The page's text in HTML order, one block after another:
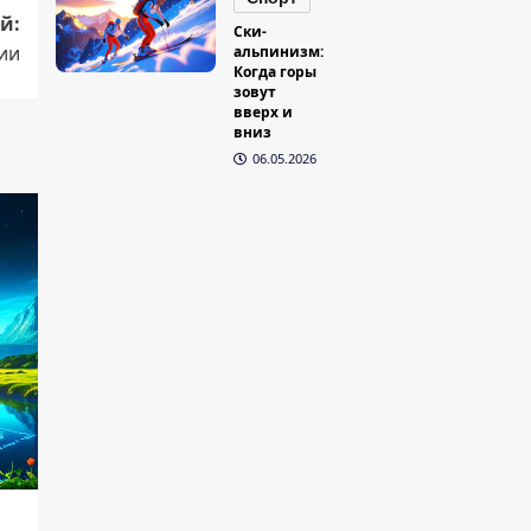
Ски-
альпинизм:
Когда горы
зовут
вверх и
вниз
06.05.2026